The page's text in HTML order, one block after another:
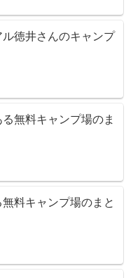
徳井さんのキャンプ
無料キャンプ場のま
料キャンプ場のまと